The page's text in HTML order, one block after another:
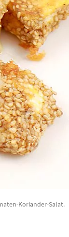
Koriander-Salat.